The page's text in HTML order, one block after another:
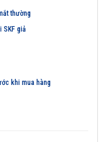
thường
SKF giả
khi mua hàng